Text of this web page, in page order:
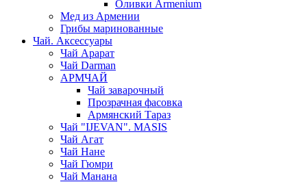
Оливки Armenium
Мед из Армении
Грибы маринованные
Чай. Аксессуары
Чай Арарат
Чай Darman
АРМЧАЙ
Чай заварочный
Прозрачная фасовка
Армянский Тараз
Чай "IJEVAN". MASIS
Чай Агат
Чай Нане
Чай Гюмри
Чай Манана